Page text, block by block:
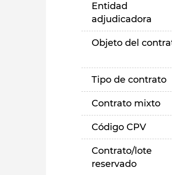
Entidad
adjudicadora
Objeto del
Tipo de contrato
Contrato mixto
Código CPV
Contrato/lote
reservado